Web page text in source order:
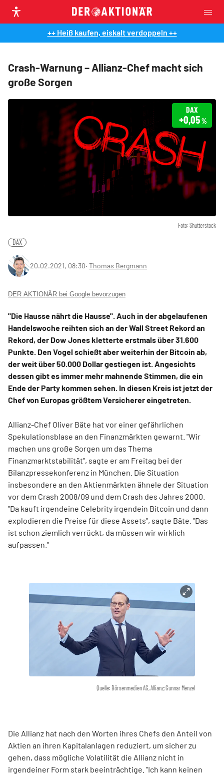
++ Heiß kaufen, eiskalt verdoppeln ++
Crash-Warnung – Allianz-Chef macht sich
große Sorgen
Foto: Shutterstock
DAX
+0,05%
DAX
20.02.2021, 08:30‧ Thomas Bergmann
DER AKTIONÄR bei Google bevorzugen
"Die Hausse nährt die Hausse". Auch in der abgelaufenen
Handelswoche reihten sich an der Wall Street Rekord an
Rekord, der Dow Jones kletterte erstmals über 31.600
Punkte. Den Vogel schießt aber weiterhin der Bitcoin ab,
der weit über 50.000 Dollar gestiegen ist. Angesichts
dessen gibt es immer mehr mahnende Stimmen, die ein
Ende der Party kommen sehen. In diesen Kreis ist jetzt der
Chef von Europas größtem Versicherer eingetreten.
Allianz-Chef Oliver Bäte hat vor einer gefährlichen
Spekulationsblase an den Finanzmärkten gewarnt. "Wir
machen uns große Sorgen um das Thema
Finanzmarktstabilität", sagte er am Freitag bei der
Bilanzpressekonferenz in München. Die Situation
insbesondere an den Aktienmärkten ähnele der Situation
vor dem Crash 2008/09 und dem Crash des Jahres 2000.
"Da kauft irgendeine Celebrity irgendein Bitcoin und dann
explodieren die Preise für diese Assets", sagte Bäte. "Das
ist schon ziemlich verrückt, da müssen wir wirklich
aufpassen."
Quelle: Börsenmedien AG, Allianz; Gunnar Menzel
Die Allianz hat nach den Worten ihres Chefs den Anteil von
Aktien an ihren Kapitalanlagen reduziert, um sicher zu
gehen, dass mögliche Volatilität die Allianz nicht in
irgendeiner Form stark beeinträchtige. "Ich kann keinen